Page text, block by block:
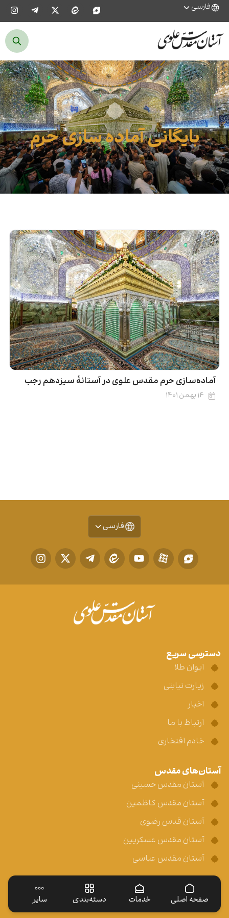
فارسی
صفحه اصلی خدمات دسته‌بندی سایر
بایگانی آماده سازی حرم
‌آماده‌سازی حرم مقدس علوی در آستانهٔ‌ سیزدهم رجب
۱۴ بهمن ۱۴۰۱
فارسی
دسترسی سریع
ایوان طلا
زیارت نیابتی
اخبار
ارتباط با ما
خادم افتخاری
آستان‌های مقدس
آستان مقدس حسینی
آستان مقدس کاظمین
آستان قدس رضوی
آستان مقدس عسکریین
آستان مقدس عباسی